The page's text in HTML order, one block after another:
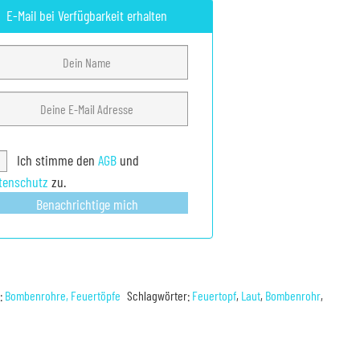
E-Mail bei Verfügbarkeit erhalten
Ich stimme den AGB und
zu.
Benachrichtige mich
Bombenrohre, Feuertöpfe Schlagwörter: Feuertopf, Laut, Bombenrohr,